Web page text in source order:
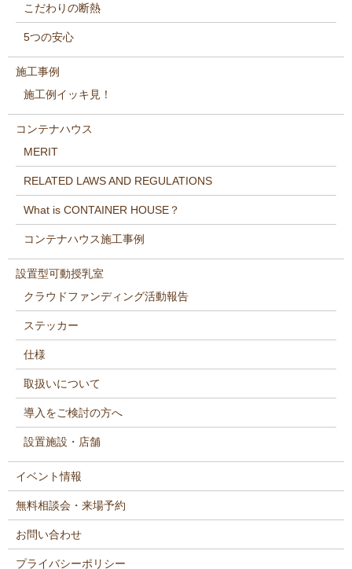
こだわりの断熱
5つの安心
施工事例
施工例イッキ見！
コンテナハウス
MERIT
RELATED LAWS AND REGULATIONS
What is CONTAINER HOUSE？
コンテナハウス施工事例
設置型可動授乳室
クラウドファンディング活動報告
ステッカー
仕様
取扱いについて
導入をご検討の方へ
設置施設・店舗
イベント情報
無料相談会・来場予約
お問い合わせ
プライバシーポリシー